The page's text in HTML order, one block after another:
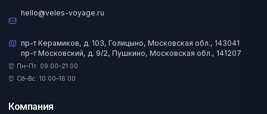
hello@veles-voyage.ru
пр-т Керамиков, д. 103, Голицыно, Московская обл., 143041
пр-т Московский, д. 9/2, Пушкино, Московская обл., 141207
⏰ Пн–Пт: 09:00–21:00
⏰ Сб–Вс: 10:00–16:00
Компания